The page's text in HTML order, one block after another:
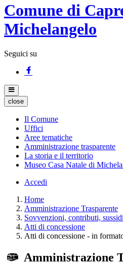
Comune di
Michelangelo
Seguici su
close
Il Comune
Uffici
Aree tematiche
Amministrazione trasparente
La storia e il territorio
Museo Casa Natale di
Accedi
Home
Amministrazione Trasparente
Sovvenzioni, contributi,
Atti di concessione
Atti di concessione - in
Amministrazione